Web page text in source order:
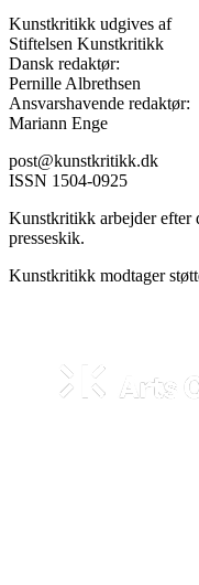
Kunstkritikk udgives af
Stiftelsen Kunstkritikk
Dansk redaktør:
Pernille Albrethsen
Ansvarshavende redaktør:
Mariann Enge
post@kunstkritikk.dk
ISSN 1504-0925
Kunstkritikk arbejder efter
presseskik.
Kunstkritikk modtager